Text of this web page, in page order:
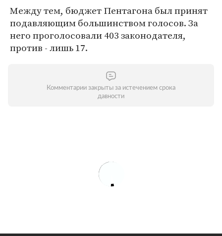
Между тем, бюджет Пентагона был принят
подавляющим большинством голосов. За
него проголосовали 403 законодателя,
против - лишь 17.
Комментарии закрыты за истечением срока
давности